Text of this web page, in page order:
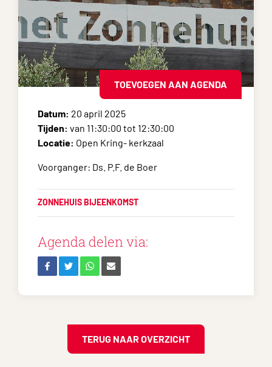
TOEVOEGEN AAN AGENDA
Datum: 20 april 2025
Tijden: van 11:30:00 tot 12:30:00
Locatie: Open Kring- kerkzaal
Voorganger: Ds. P.F. de Boer
ZONNEHUIS BIJEENKOMST
Agenda delen via:
TERUG NAAR OVERZICHT